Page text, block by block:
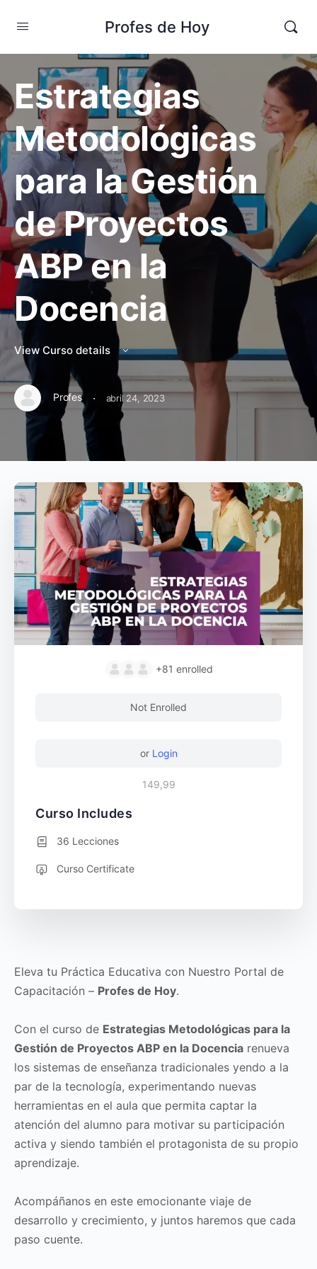
Profes de Hoy
Estrategias
Metodológicas
para la Gestión
de Proyectos
ABP en la
Docencia
View Curso details
Profes · abril 24, 2023
Eleva tu Práctica Educativa con Nuestro Portal de
Capacitación – Profes de Hoy.
Con el curso de Estrategias Metodológicas para la
Gestión de Proyectos ABP en la Docencia renueva
los sistemas de enseñanza tradicionales yendo a la
par de la tecnología, experimentando nuevas
herramientas en el aula que permita captar la
atención del alumno para motivar su participación
activa y siendo también el protagonista de su propio
aprendizaje.
Acompáñanos en este emocionante viaje de
desarrollo y crecimiento, y juntos haremos que cada
paso cuente.
+81 enrolled
Not Enrolled
or Login
149,99
Curso Includes
36 Lecciones
Curso Certificate